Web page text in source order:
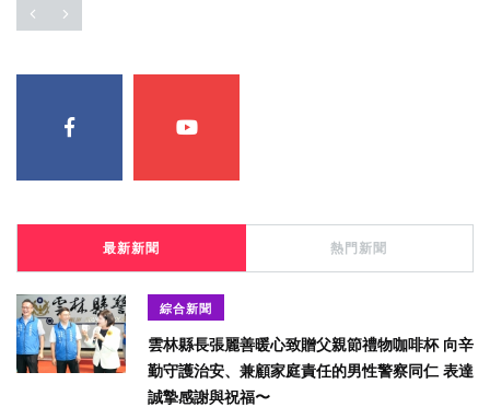
最新新聞 熱門新聞
綜合新聞
雲林縣長張麗善暖心致贈父親節禮物咖啡杯 向辛
勤守護治安、兼顧家庭責任的男性警察同仁 表達
誠摯感謝與祝福〜